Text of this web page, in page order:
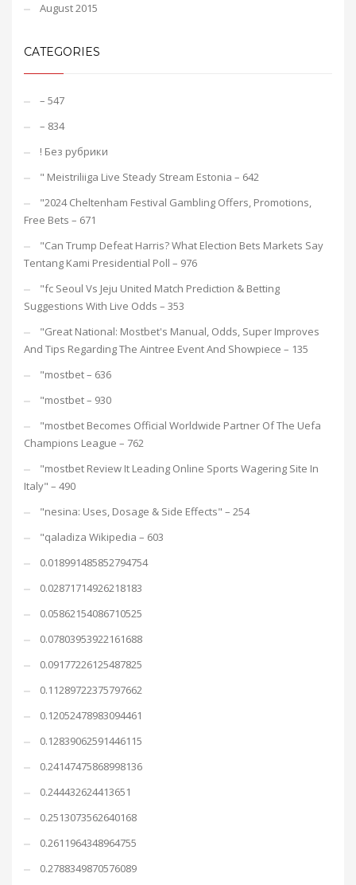
August 2015
CATEGORIES
– 547
– 834
! Без рубрики
"️ Meistriliiga Live Steady Stream Estonia – 642
"2024 Cheltenham Festival Gambling Offers, Promotions,
Free Bets – 671
"Can Trump Defeat Harris? What Election Bets Markets Say
Tentang Kami Presidential Poll – 976
"fc Seoul Vs Jeju United Match Prediction & Betting
Suggestions With Live Odds – 353
"Great National: Mostbet's Manual, Odds, Super Improves
And Tips Regarding The Aintree Event And Showpiece – 135
"mostbet – 636
"mostbet – 930
"mostbet Becomes Official Worldwide Partner Of The Uefa
Champions League – 762
"mostbet Review It Leading Online Sports Wagering Site In
Italy" – 490
"nesina: Uses, Dosage & Side Effects" – 254
"qaladiza Wikipedia – 603
0.018991485852794754
0.02871714926218183
0.05862154086710525
0.07803953922161688
0.09177226125487825
0.11289722375797662
0.12052478983094461
0.12839062591446115
0.24147475868998136
0.244432624413651
0.2513073562640168
0.2611964348964755
0.2788349870576089